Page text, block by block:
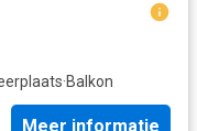
·Balkon
Meer informatie